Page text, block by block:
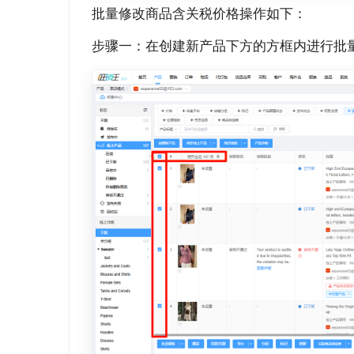
批量修改商品含关税价格操作如下：
步骤一：在创建新产品下方的方框内进行批